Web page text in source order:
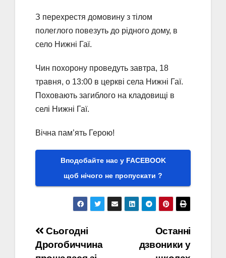
З перехрестя домовину з тілом
полеглого повезуть до рідного дому, в
село Нижні Гаї.
Чин похорону проведуть завтра, 18
травня, о 13:00 в церкві села Нижні Гаї.
Поховають загиблого на кладовищі в
селі Нижні Гаї.
Вічна пам’ять Герою!
Вподобайте нас у FACEBOOK
щоб нічого не пропускати ?
Навігація
Останні
дзвоники у
Сьогодні
Дрогобиччина